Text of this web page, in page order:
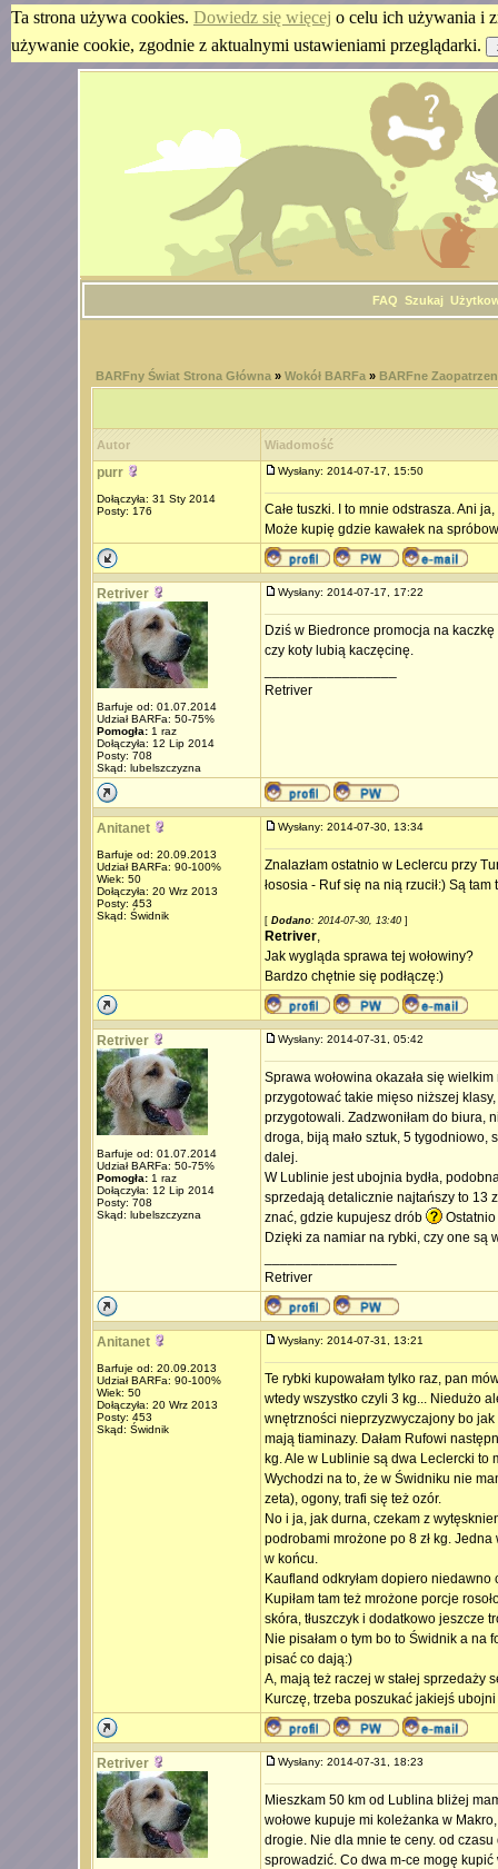
Ta strona używa cookies. Dowiedz się więcej o celu ich używania i
używanie cookie, zgodnie z aktualnymi ustawieniami przeglądarki.
FAQ Szukaj
BARFny Świat Strona Główna» Wokół BARFa» BARFne
Autor Wiadomość
purr
Dołączyła: 31 Sty 2014
Posty: 176
Wysłany: 2014-07-17, 15:50
Całe tuszki. I to mnie odstrasza. Ani
Może kupię gdzie kawałek na
Retriver
Barfuje od: 01.07.2014
Udział BARFa: 50-75%
Pomogła:1 raz
Dołączyła: 12 Lip 2014
Posty: 708
Skąd: lubelszczyzna
Wysłany: 2014-07-17, 17:22
Dziś w Biedronce promocja na
czy koty lubią kaczęcinę.
Retriver
Anitanet
Barfuje od: 20.09.2013
Udział BARFa: 90-100%
Wiek: 50
Dołączyła: 20 Wrz 2013
Posty: 453
Skąd: Świdnik
Wysłany: 2014-07-30, 13:34
Znalazłam ostatnio w Leclercu przy
łososia - Ruf się na nią rzucił:) Są
[ Dodano: 2014-07-30, 13:40]
Retriver,
Jak wygląda sprawa tej wołowiny?
Bardzo chętnie się podłączę:)
Retriver
Barfuje od: 01.07.2014
Udział BARFa: 50-75%
Pomogła:1 raz
Dołączyła: 12 Lip 2014
Posty: 708
Skąd: lubelszczyzna
Wysłany: 2014-07-31, 05:42
Sprawa wołowina okazała się
przygotować takie mięso niższej
przygotowali. Zadzwoniłam do biura,
droga, biją mało sztuk, 5
dalej.
W Lublinie jest ubojnia bydła,
sprzedają detalicznie najtańszy to 13
znać, gdzie kupujesz drób
Ostatnio
Dzięki za namiar na rybki, czy one są
Retriver
Anitanet
Barfuje od: 20.09.2013
Udział BARFa: 90-100%
Wiek: 50
Dołączyła: 20 Wrz 2013
Posty: 453
Skąd: Świdnik
Wysłany: 2014-07-31, 13:21
Te rybki kupowałam tylko raz, pan
wtedy wszystko czyli 3 kg... Niedużo
wnętrzności nieprzyzwyczajony bo jak
mają tiaminazy. Dałam Rufowi
kg. Ale w Lublinie są dwa Leclercki to
Wychodzi na to, że w Świdniku nie
zeta), ogony, trafi się też ozór.
No i ja, jak durna, czekam z
podrobami mrożone po 8 zł kg.
w końcu.
Kaufland odkryłam dopiero
Kupiłam tam też mrożone porcje
skóra, tłuszczyk i dodatkowo jeszcze
Nie pisałam o tym bo to Świdnik a na
pisać co dają:)
A, mają też raczej w stałej sprzedaży
Kurczę, trzeba poszukać jakiejś
Retriver Wysłany: 2014-07-31, 18:23
Mieszkam 50 km od Lublina bliżej
wołowe kupuje mi koleżanka w
drogie. Nie dla mnie te ceny. od
sprowadzić. Co dwa m-ce mogę kupić